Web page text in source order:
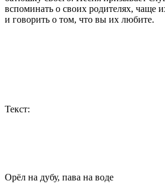
вспоминать о своих родителях, чаще
и говорить о том, что вы их любите.
Текст:
Орёл на дубу, пава на воде